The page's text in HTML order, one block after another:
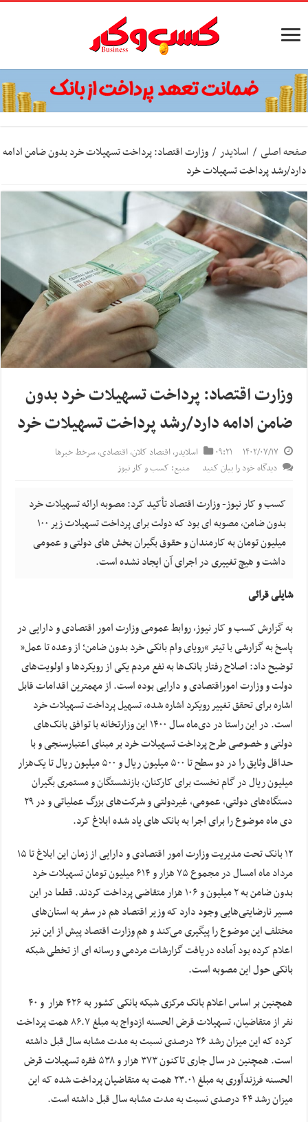
صفحه اصلی / اسلایدر / وزارت اقتصاد: پرداخت تسهیلات خرد بدون ضامن ادامه
دارد/رشد پرداخت تسهیلات خرد
وزارت اقتصاد: پرداخت تسهیلات خرد بدون
ضامن ادامه دارد/رشد پرداخت تسهیلات خرد
۱۴۰۲/۰۷/۱۷ ۰۹:۲۱ اسلایدر,اقتصاد کلان,اقتصادی,سرخط خبرها
دیدگاه خود را بیان کنید
منبع: کسب و کار نیوز
کسب و کار نیوز- وزارت اقتصاد تأکید کرد: مصوبه ارائه تسهیلات خرد
بدون ضامن، مصوبه ای بود که دولت برای پرداخت تسهیلات زیر ۱۰۰
میلیون تومان به کارمندان و حقوق بگیران بخش های دولتی و عمومی
داشت و هیچ تغییری در اجرای آن ایجاد نشده است.
شایلی قرائی
به گزارش کسب و کار نیوز، روابط عمومی وزارت امور اقتصادی و دارایی در
پاسخ به گزارشی با تیتر “رویای وام بانکی خرد بدون ضامن؛ از وعده تا عمل”
توضیح داد: اصلاح رفتار بانک‌ها به نفع مردم یکی از رویکردها و اولویت‌های
دولت و وزارت اموراقتصادی و دارایی بوده است. از مهمترین اقدامات قابل
اشاره برای تحقق تغییر رویکرد اشاره شده، تسهیل پرداخت تسهیلات خرد
است. در این راستا در دی‌ماه سال ۱۴۰۰ این وزارتخانه با توافق بانک‌های
دولتی و خصوصی طرح پرداخت تسهیلات خرد بر مبنای اعتبارسنجی و با
حداقل وثایق را در دو سطح تا ۵۰۰ میلیون ریال و ۵۰۰ میلیون ریال تا یک‌هزار
میلیون ریال در گام نخست برای کارکنان، بازنشستگان و مستمری بگیران
دستگاه‌های دولتی، عمومی، غیردولتی و شرکت‌های بزرگ عملیاتی و در ۲۹
دی ماه موضوع را برای اجرا به بانک های یاد شده ابلاغ کرد.
۱۲ بانک تحت مدیریت وزارت امور اقتصادی و دارایی از زمان این ابلاغ تا ۱۵
مرداد ماه امسال در مجموع ۷۵ هزار و ۶۱۴ میلیون تومان تسهیلات خرد
بدون ضامن به ۲ میلیون و ۱۰۶ هزار متقاضی پرداخت کردند. قطعا در این
مسیر نارضایتی‌هایی وجود دارد که وزیر اقتصاد هم در سفر به استان‌های
مختلف این موضوع را پیگیری می‌کند و هم وزارت اقتصاد پیش از این نیز
اعلام کرده بود آماده دریافت گزارشات مردمی و رسانه ای از تخطی شبکه
بانکی حول این مصوبه است.
نفر از متقاضیان، تسهیلات قرض الحسنه ازدواج به مبلغ ۸۶.۷ همت پرداخت
کرده که این میزان رشد ۲۶ درصدی نسبت به مدت مشابه سال قبل داشته
است. همچنین در سال جاری تاکنون ۳۷۳ هزار و ۵۳۸ فقره تسهیلات قرض
الحسنه فرزندآوری به مبلغ ۲۳.۰۱ همت به متقاضیان پرداخت شده که این
میزان رشد ۴۴ درصدی نسبت به مدت مشابه سال قبل داشته است.